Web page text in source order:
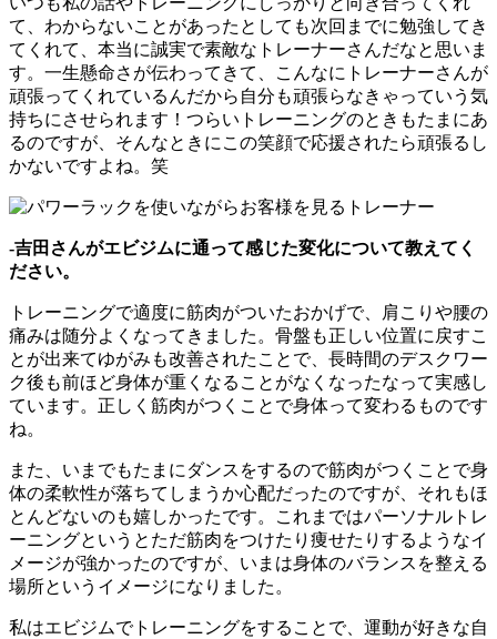
て、わからないことがあったとしても次回までに勉強してき
てくれて、本当に誠実で素敵なトレーナーさんだなと思いま
す。一生懸命さが伝わってきて、こんなにトレーナーさんが
頑張ってくれているんだから自分も頑張らなきゃっていう気
持ちにさせられます！つらいトレーニングのときもたまにあ
るのですが、そんなときにこの笑顔で応援されたら頑張るし
かないですよね。笑
-吉田さんがエビジムに通って感じた変化について教えてく
ださい。
トレーニングで適度に筋肉がついたおかげで、肩こりや腰の
痛みは随分よくなってきました。骨盤も正しい位置に戻すこ
とが出来てゆがみも改善されたことで、長時間のデスクワー
ク後も前ほど身体が重くなることがなくなったなって実感し
ています。正しく筋肉がつくことで身体って変わるものです
ね。
また、いまでもたまにダンスをするので筋肉がつくことで身
体の柔軟性が落ちてしまうか心配だったのですが、それもほ
とんどないのも嬉しかったです。これまではパーソナルトレ
ーニングというとただ筋肉をつけたり痩せたりするようなイ
メージが強かったのですが、いまは身体のバランスを整える
場所というイメージになりました。
私はエビジムでトレーニングをすることで、運動が好きな自